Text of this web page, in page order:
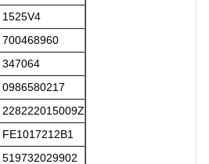
1525V4
700468960
347064
0986580217
228222015009Z
FE1017212B1
519732029902